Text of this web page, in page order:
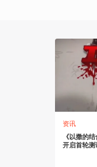
资讯
《以撒的
开启首轮测